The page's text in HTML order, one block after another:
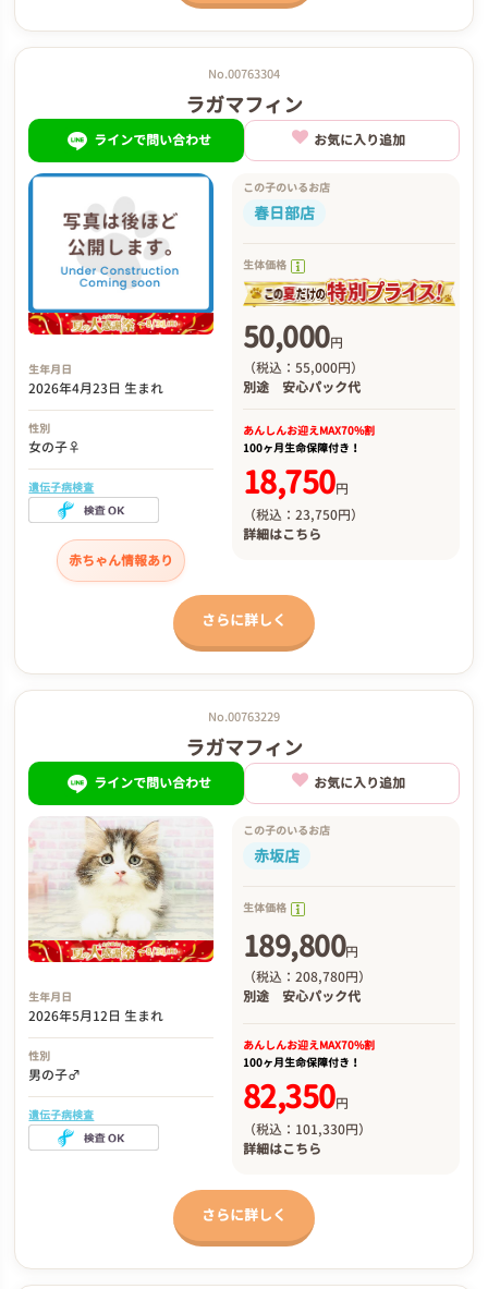
No.00763304
ラガマフィン
ラインで問い合わせ お気に入り追加
生年月日
2026年4月23日 生まれ
性別
女の子♀
遺伝子病検査
赤ちゃん情報あり
この子のいるお店
春日部店
生体価格
50,000円
（税込：55,000円）
別途 安心パック代
あんしんお迎えMAX70%割
100ヶ月生命保障付き！
18,750円
（税込：23,750円）
詳細はこちら
さらに詳しく
No.00763229
ラガマフィン
ラインで問い合わせ お気に入り追加
生年月日
2026年5月12日 生まれ
性別
男の子♂
遺伝子病検査
この子のいるお店
赤坂店
生体価格
189,800円
（税込：208,780円）
別途 安心パック代
あんしんお迎えMAX70%割
100ヶ月生命保障付き！
82,350円
（税込：101,330円）
詳細はこちら
さらに詳しく